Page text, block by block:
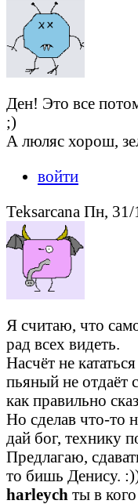
Ден! Это все
;)
А люляс хорош,
войти
Teksarcana Пн,
Я считаю, что
рад всех видеть.
Насчёт не
пьяный не отдаёт
как правильно
Но сделав что-то
дай бог, технику
Предлагаю,
то бишь Денису.
harleych ты в